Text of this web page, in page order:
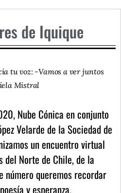
de Iquique
tu voz: -Vamos a ver juntos
Mistral
Nube Cónica en conjunto
Velarde de la Sociedad de
un encuentro virtual
Norte de Chile, de la
número queremos recordar
y esperanza.